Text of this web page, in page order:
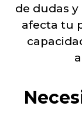
de dudas
afecta tu